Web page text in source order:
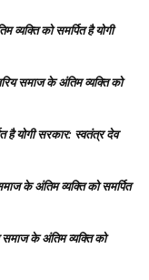
व्यक्ति को समर्पित है योगी
समाज के अंतिम व्यक्ति को
है योगी सरकार: स्वतंत्र देव
के अंतिम व्यक्ति को समर्पित
समाज के अंतिम व्यक्ति को